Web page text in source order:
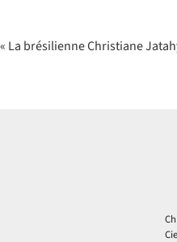
« La brésilienne Christiane